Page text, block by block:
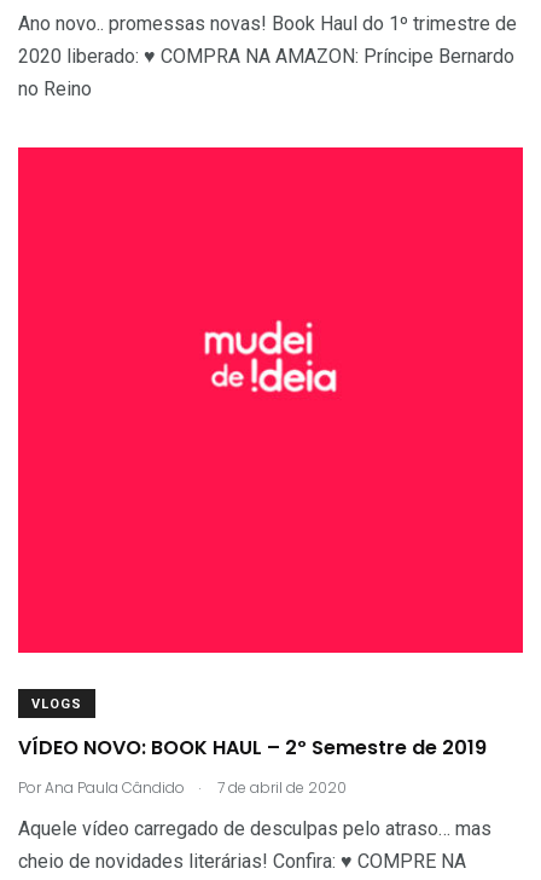
Ano novo.. promessas novas! Book Haul do 1º trimestre de
2020 liberado: ♥ COMPRA NA AMAZON: Príncipe Bernardo
no Reino
VLOGS
VÍDEO NOVO: BOOK HAUL – 2º Semestre de 2019
PorAna Paula Cândido . 7 de abril de 2020
Aquele vídeo carregado de desculpas pelo atraso… mas
cheio de novidades literárias! Confira: ♥ COMPRE NA